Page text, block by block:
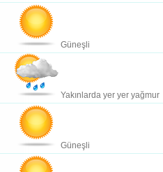
Güneşli
Yakınlarda yer yer yağmur
Güneşli